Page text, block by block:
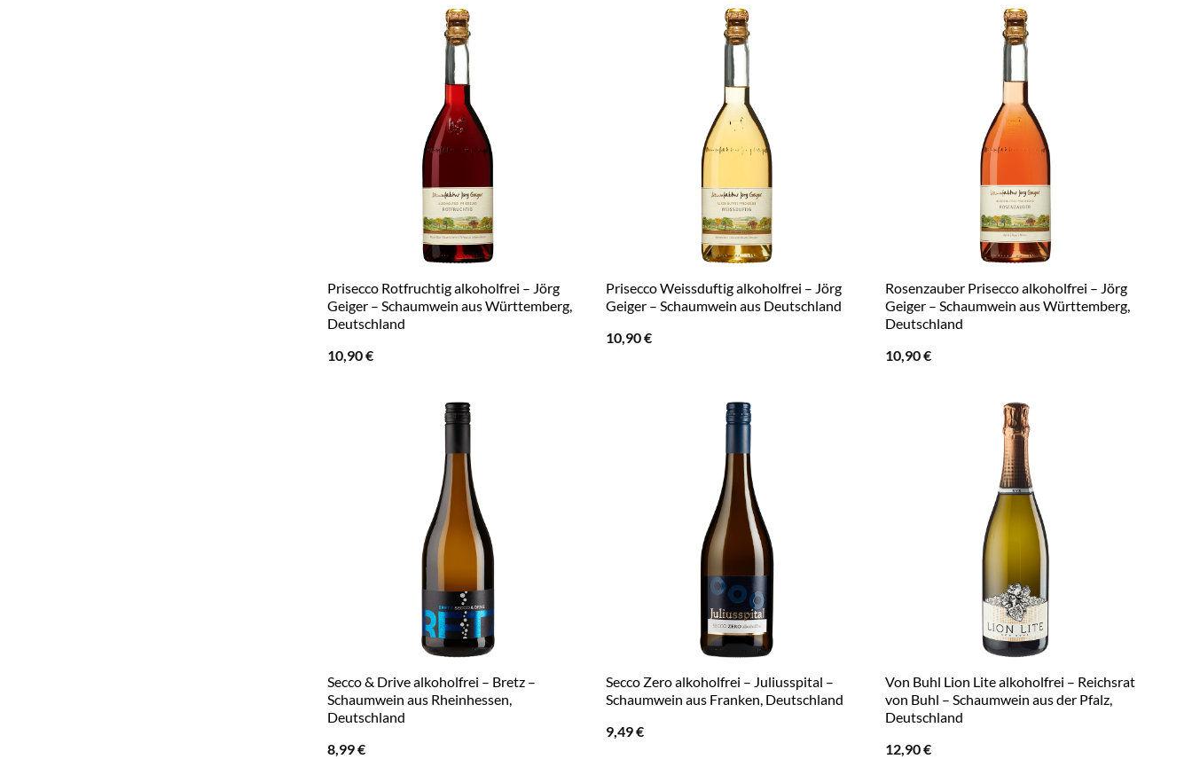
Prisecco Rotfruchtig alkoholfrei – Jörg
Geiger – Schaumwein aus Württemberg,
Deutschland
10,90€
Prisecco Weissduftig alkoholfrei – Jörg
Geiger – Schaumwein aus Deutschland
10,90€
Rosenzauber Prisecco alkoholfrei – Jörg
Geiger – Schaumwein aus Württemberg,
Deutschland
10,90€
Secco & Drive alkoholfrei – Bretz –
Schaumwein aus Rheinhessen,
Deutschland
8,99€
Secco Zero alkoholfrei – Juliusspital –
Schaumwein aus Franken, Deutschland
9,49€
Von Buhl Lion Lite alkoholfrei – Reichsrat
von Buhl – Schaumwein aus der Pfalz,
Deutschland
12,90€